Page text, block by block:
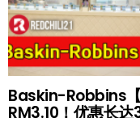
Baskin-Robbins
RM3.10！优惠长达